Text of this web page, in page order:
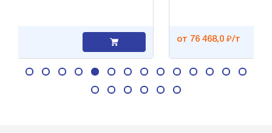
от 76 468,0 ₽/т